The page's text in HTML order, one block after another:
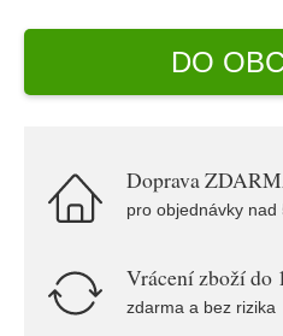
DO
Doprava
pro objednávky nad
Vrácení zboží do
zdarma a bez rizika